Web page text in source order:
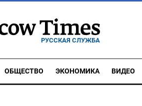
РУССКАЯ СЛУЖБА
ОБЩЕСТВО ЭКОНОМИКА ВИДЕО